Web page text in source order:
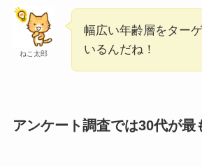
ねこ太郎
幅広い年齢層をター
いるんだね！
アンケート調査では30代が最